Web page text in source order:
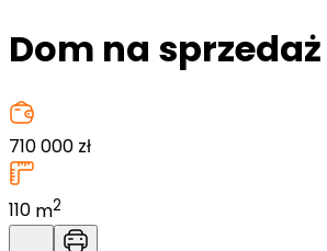
Dom na sprzedaż
710 000 zł
110 m2